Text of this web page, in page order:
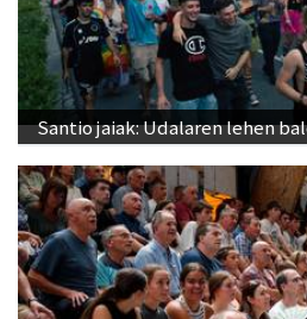
Santio jaiak: Udalaren lehen